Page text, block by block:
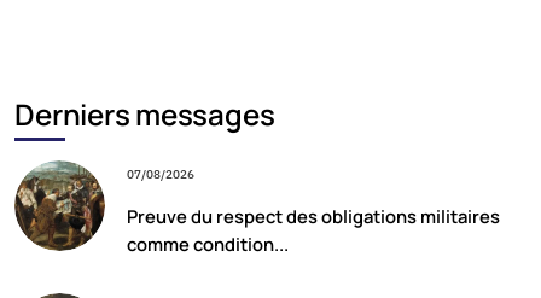
Derniers messages
07/08/2026
Preuve du respect des obligations militaires
comme condition...